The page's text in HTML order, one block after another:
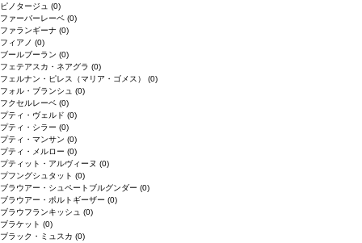
ピノタージュ (0)
ファーバーレーベ (0)
ファランギーナ (0)
フィアノ (0)
ブールブーラン (0)
フェテアスカ・ネアグラ (0)
フェルナン・ピレス（マリア・ゴメス） (0)
フォル・ブランシュ (0)
フクセルレーベ (0)
プティ・ヴェルド (0)
プティ・シラー (0)
プティ・マンサン (0)
プティ・メルロー (0)
プティット・アルヴィーヌ (0)
プフングシュタット (0)
ブラウアー・シュペートブルグンダー (0)
ブラウアー・ポルトギーザー (0)
ブラウフランキッシュ (0)
ブラケット (0)
ブラック・ミュスカ (0)